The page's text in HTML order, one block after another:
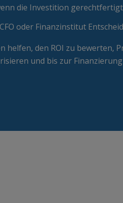
die Investition
oder Finanzinstitut
helfen, den ROI zu bewerten,
und bis zur